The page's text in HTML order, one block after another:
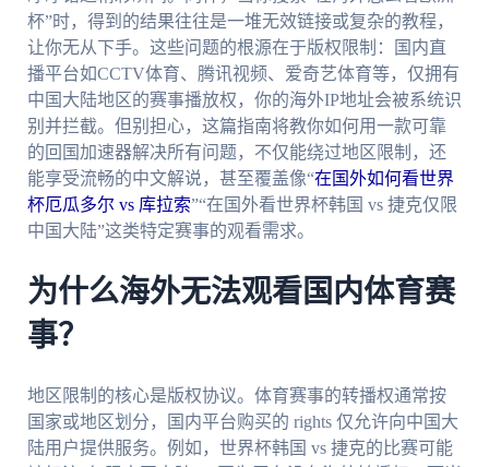
杯”时，得到的结果往往是一堆无效链接或复杂的教程，
让你无从下手。这些问题的根源在于版权限制：国内直
播平台如CCTV体育、腾讯视频、爱奇艺体育等，仅拥有
中国大陆地区的赛事播放权，你的海外IP地址会被系统识
别并拦截。但别担心，这篇指南将教你如何用一款可靠
的回国加速器解决所有问题，不仅能绕过地区限制，还
能享受流畅的中文解说，甚至覆盖像“在国外如何看世界
杯厄瓜多尔 vs 库拉索”“在国外看世界杯韩国 vs 捷克仅限
中国大陆”这类特定赛事的观看需求。
为什么海外无法观看国内体育赛
事？
地区限制的核心是版权协议。体育赛事的转播权通常按
国家或地区划分，国内平台购买的 rights 仅允许向中国大
陆用户提供服务。例如，世界杯韩国 vs 捷克的比赛可能